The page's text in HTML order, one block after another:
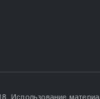
Использование